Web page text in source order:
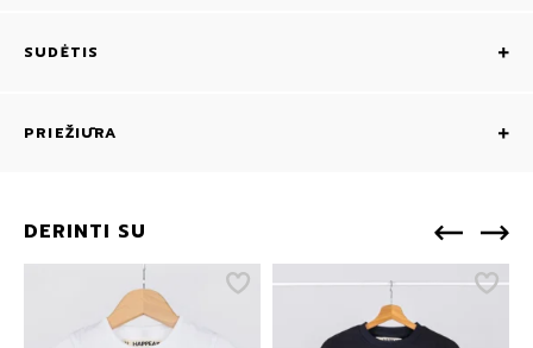
SUDĖTIS
PRIEŽIŪRA
DERINTI SU